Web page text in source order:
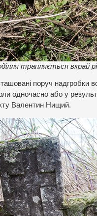
трапляється вкрай
поруч надгробки
одночасно або у
Валентин Нищий.